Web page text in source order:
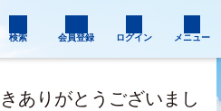
検索 会員登録 ログイン メニュー
ありがとうございまし